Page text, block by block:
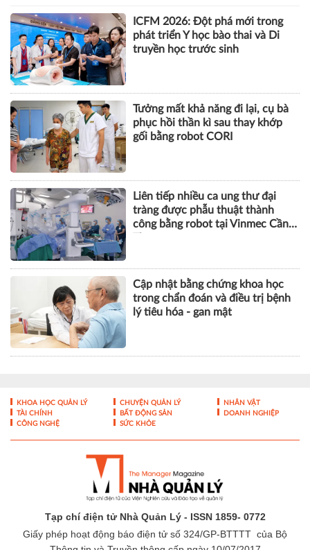
ICFM 2026: Đột phá mới trong
phát triển Y học bào thai và Di
truyền học trước sinh
Tưởng mất khả năng đi lại, cụ bà
phục hồi thần kì sau thay khớp
gối bằng robot CORI
Liên tiếp nhiều ca ung thư đại
tràng được phẫu thuật thành
công bằng robot tại Vinmec Cần
Cập nhật bằng chứng khoa học
trong chẩn đoán và điều trị bệnh
lý tiêu hóa - gan mật
KHOA HỌC QUẢN LÝ CHUYỆN QUẢN LÝ
NHÂN VẬT
TÀI CHÍNH
BẤT ĐỘNG SẢN
DOANH NGHIỆP
CÔNG NGHỆ
SỨC KHỎE
Tạp chí điện tử Nhà Quản Lý - ISSN 1859- 0772
Giấy phép hoạt động báo điện tử số 324/GP-BTTTT của Bộ